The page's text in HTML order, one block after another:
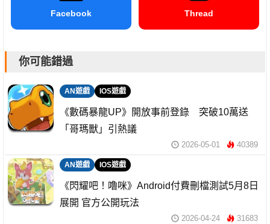
Facebook Thread
你可能錯過
AN遊戲 IOS遊戲
《數碼暴龍UP》開放事前登錄 突破10萬送
「哥瑪獸」引熱議
2026-05-01 40389
AN遊戲 IOS遊戲
《閃耀吧！嚕咪》Android付費刪檔測試5月8日
展開 官方公開玩法
2026-04-24 31683